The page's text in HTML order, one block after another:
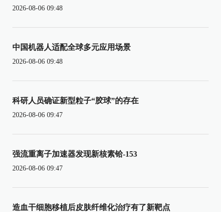
2026-08-06 09:48
中国机器人适配全球多元应用场景
2026-08-06 09:48
科研人员确证新型粒子“胶球”的存在
2026-08-06 09:47
强流重离子加速器发现新核素铪-153
2026-08-06 09:47
造血干细胞移植后皮肤纤维化治疗有了新靶点